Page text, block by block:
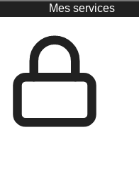
Mes services